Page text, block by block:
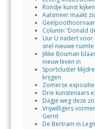
Rondje kunst
Aalsmeer maakt
Column: ‘Donald
Uur U nadert voor
snel nieuwe ruimte
Jikke Bouman
nieuw leven in
Sportcluster
krijgen
Zomerse
Drie kunstenaars
Dagje weg deze
Vrijwilligers
Gerrit
De Bertram in